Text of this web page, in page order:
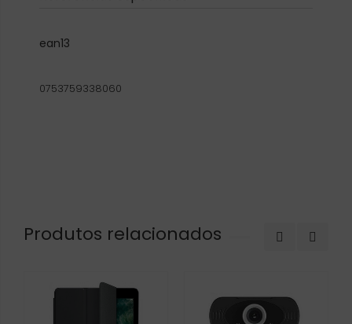
ean13
0753759338060
Produtos relacionados